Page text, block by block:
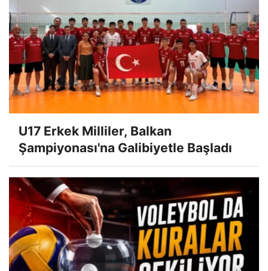
U17 Erkek Milliler, Balkan
Şampiyonası'na Galibiyetle Başladı